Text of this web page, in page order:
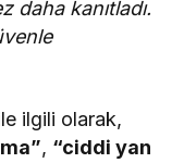
kanıtladı.
ilgili olarak,
, “ciddi yan